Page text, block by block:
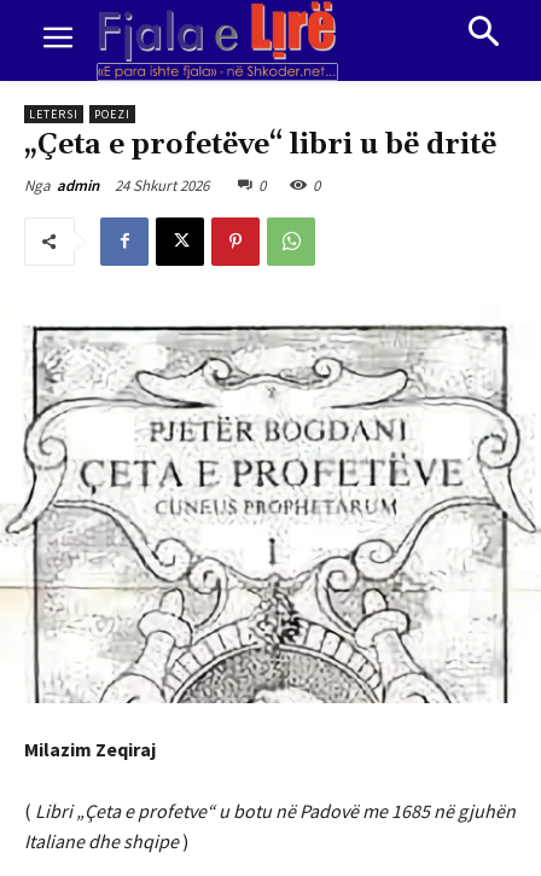
LETËRSI POEZI
„Çeta e profetëve“ libri u bë dritë
Nga admin 24 Shkurt 2026 0 0
Milazim Zeqiraj
( Libri „Çeta e profetve“ u botu në Padovë me 1685 në gjuhën
Italiane dhe shqipe)